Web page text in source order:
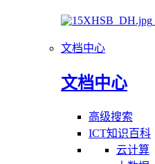
文档中心
文档中心
高级搜索
ICT知识百科
云计算